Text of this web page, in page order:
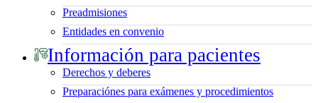
Preadmisiones
Entidades en convenio
Información para pacientes
Derechos y deberes
Preparaciónes para exámenes y procedimientos